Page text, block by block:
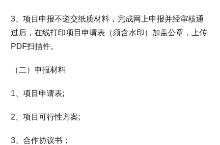
3、项目申报不递交纸质材料，完成网上申报并经审核通
过后，在线打印项目申请表（须含水印）加盖公章，上传
PDF扫描件。
（二）申报材料
1、项目申请表;
2、项目可行性方案;
3、合作协议书；